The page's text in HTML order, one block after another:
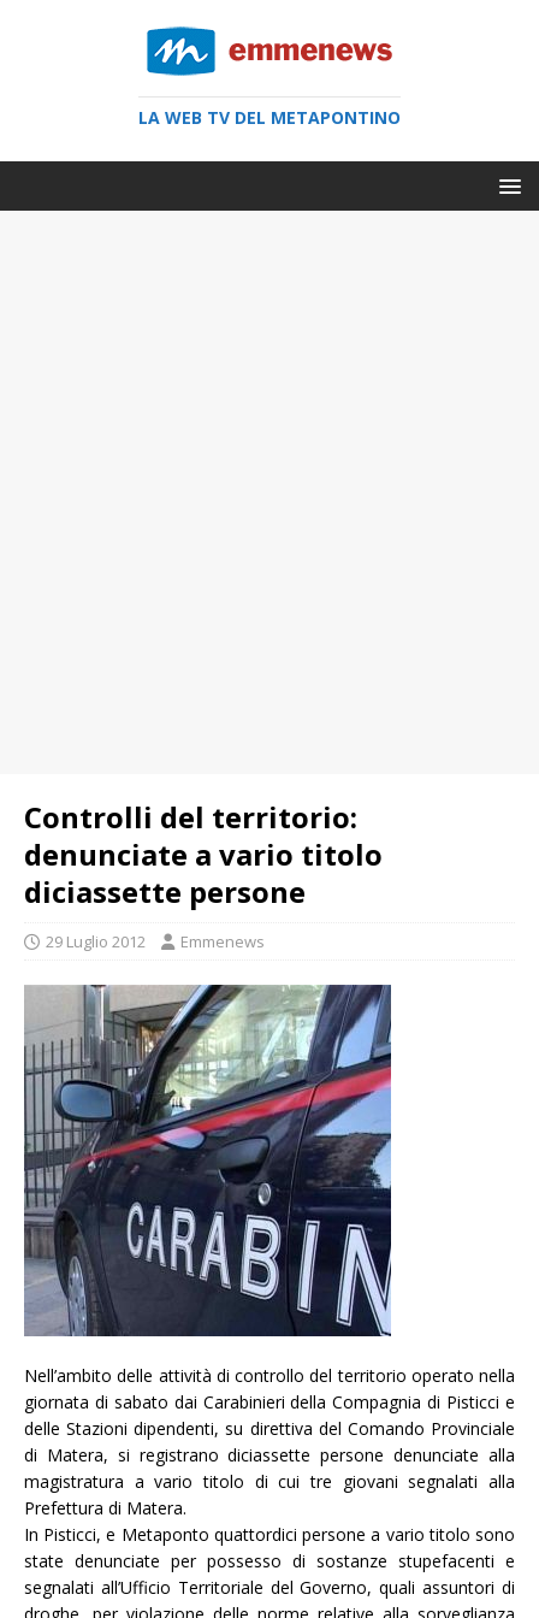
LA WEB TV DEL METAPONTINO
Controlli del territorio:
denunciate a vario titolo
diciassette persone
29 Luglio 2012 Emmenews
Nell’ambito delle attività di controllo del territorio operato nella
giornata di sabato dai Carabinieri della Compagnia di Pisticci e
delle Stazioni dipendenti, su direttiva del Comando Provinciale
di Matera, si registrano diciassette persone denunciate alla
magistratura a vario titolo di cui tre giovani segnalati alla
Prefettura di Matera.
In Pisticci, e Metaponto quattordici persone a vario titolo sono
state denunciate per possesso di sostanze stupefacenti e
segnalati all’Ufficio Territoriale del Governo, quali assuntori di